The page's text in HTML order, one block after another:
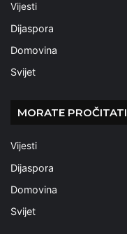
Vijesti
Dijaspora
Domovina
Svijet
MORATE PROČITATI
Vijesti
Dijaspora
Domovina
Svijet